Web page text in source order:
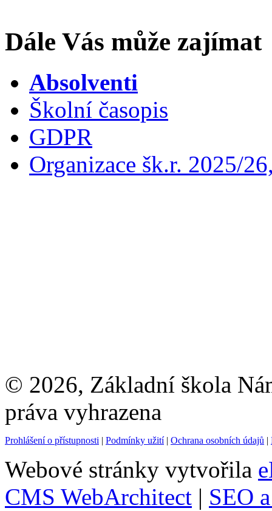
Dále Vás může zajímat
Absolventi
Školní časopis
GDPR
Organizace šk.r. 2025/
© 2026, Základní škola
práva vyhrazena
Prohlášení o přístupnosti | Podmínky užití| Ochrana osobních údajů |
Webové stránky vytvořila
CMS WebArchitect | SEO